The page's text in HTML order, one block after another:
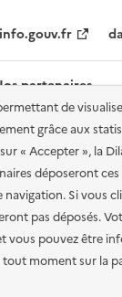
de
grâce aux
« Accepter », la
déposeront
Si vous
pas déposés.
vous pouvez être
moment sur la
info.gouv.fr
partenaires
conforme
Données
Gestion des